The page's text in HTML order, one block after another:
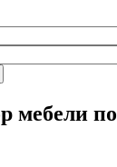
мебели по